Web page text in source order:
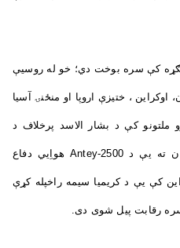
کې سره بوخت دي؛ خو له روسیې
، ختیزې اروپا او منځنۍ آسیا
کې د بشار الاسد پرخلاف د
لویدیځ قراردادونه ویټو کړل او ايران ته یې د Antey-2500 هواِيي دفاع
کې یې د کریمیا سیمه راخپله کړې
سره رقابت پيل شوی دی.